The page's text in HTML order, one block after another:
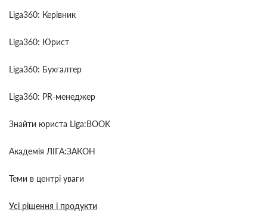
Liga360: Керівник
Liga360: Юрист
Liga360: Бухгалтер
Liga360: PR-менеджер
Знайти юриста Liga:BOOK
Академія ЛІГА:ЗАКОН
Теми в центрі уваги
Усі рішення і продукти